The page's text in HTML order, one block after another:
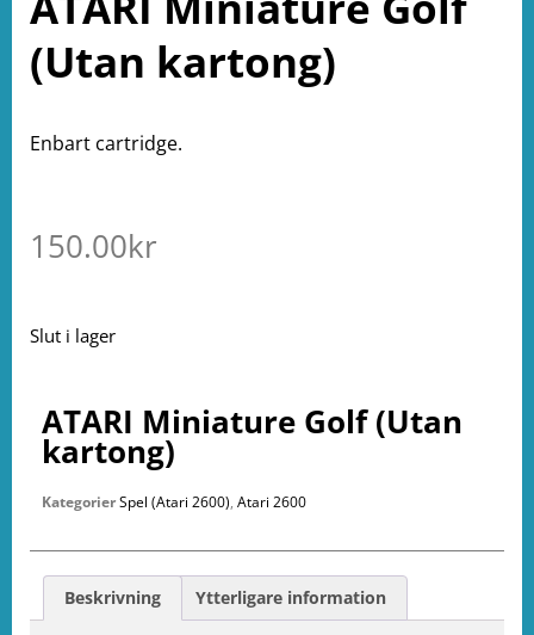
(Utan kartong)
Enbart cartridge.
150.00kr
Slut i lager
ATARI Miniature Golf (Utan
kartong)
KategorierSpel (Atari 2600), Atari 2600
Beskrivning Ytterligare information